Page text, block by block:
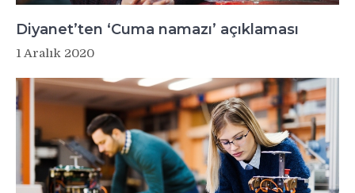
Diyanet’ten ‘Cuma namazı’ açıklaması
1 Aralık 2020